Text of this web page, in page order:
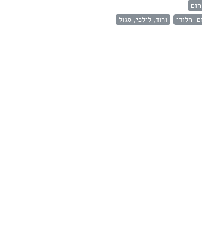
חלודי ורוד, לילכי, סגול